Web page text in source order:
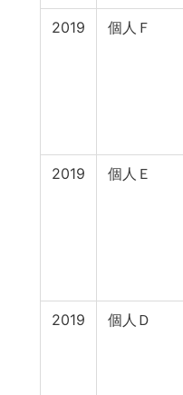
2019 個人Ｆ
2019 個人Ｅ
2019 個人Ｄ